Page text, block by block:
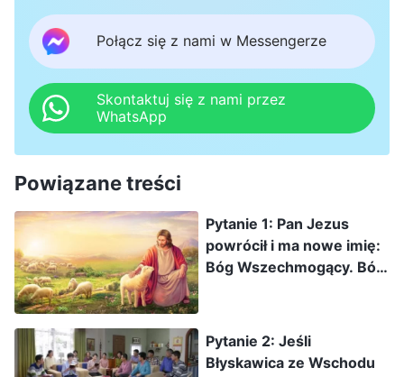
Połącz się z nami w Messengerze
Skontaktuj się z nami przez
WhatsApp
Powiązane treści
Pytanie 1: Pan Jezus
powrócił i ma nowe imię:
Bóg Wszechmogący. Bóg
„Słowo ukazuje się w
ciele” i jest to głos
Pytanie 2: Jeśli
Błyskawica ze Wschodu